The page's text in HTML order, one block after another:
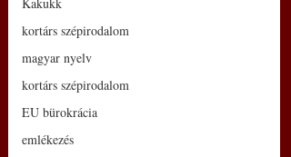
kortárs szépirodalom
magyar nyelv
kortárs szépirodalom
EU bürokrácia
emlékezés